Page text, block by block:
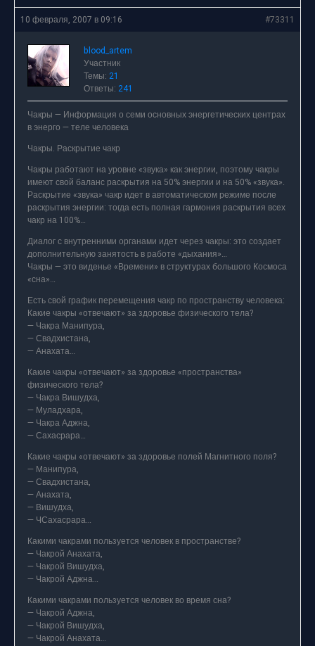
10 февраля, 2007 в 09:16
#73311
blood_artem
Участник
Темы: 21
Ответы: 241
Чакры — Информация о семи основных энергетических центрах
в энерго — теле человека
Чакры. Раскрытие чакр
Чакры работают на уровне «звука» как энергии, поэтому чакры
имеют свой баланс раскрытия на 50% энергии и на 50% «звука».
Раскрытие «звука» чакр идет в автоматическом режиме после
раскрытия энергии: тогда есть полная гармония раскрытия всех
чакр на 100%…
Диалог с внутренними органами идет через чакры: это создает
дополнительную занятость в работе «дыхания»…
Чакры — это виденье «Времени» в структурах большого Космоса
«сна»…
Есть свой график перемещения чакр по пространству человека:
Какие чакры «отвечают» за здоровье физического тела?
— Чакра Манипура,
— Свадхистана,
— Анахата…
Какие чакры «отвечают» за здоровье «пространства»
физического тела?
— Чакра Вишудха,
— Муладхара,
— Чакра Аджна,
— Сахасрара…
Какие чакры «отвечают» за здоровье полей Магнитного поля?
— Манипура,
— Свадхистана,
— Анахата,
— Вишудха,
— ЧСахасрара…
Какими чакрами пользуется человек в пространстве?
— Чакрой Анахата,
— Чакрой Вишудха,
— Чакрой Аджна…
Какими чакрами пользуется человек во время сна?
— Чакрой Аджна,
— Чакрой Вишудха,
— Чакрой Анахата…